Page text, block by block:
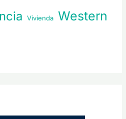
Vivienda Western